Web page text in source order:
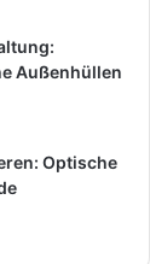
Außenhüllen
Optische